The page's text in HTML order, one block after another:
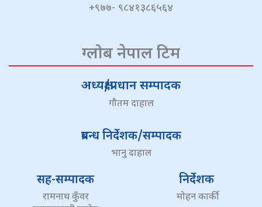
+९७७- ९८४१३८६५६४
ग्लोब नेपाल टिम
अध्यक्ष/प्रधान सम्पादक
गौतम दाहाल
प्रबन्ध निर्देशक/सम्पादक
भानु दाहाल
सह-सम्पादक
रामनाथ कुँवर
निर्देशक
मोहन कार्की